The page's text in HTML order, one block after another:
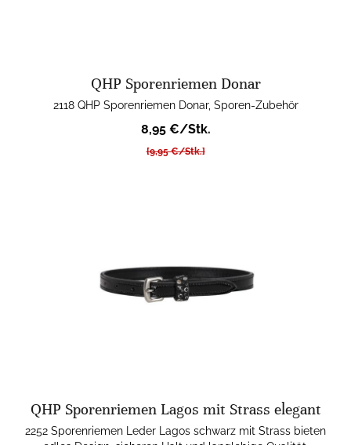
QHP Sporenriemen Donar
2118 QHP Sporenriemen Donar, Sporen-Zubehör
8,95 €/Stk.
[9,95 €/Stk.]
QHP Sporenriemen Lagos mit Strass elegant
2252 Sporenriemen Leder Lagos schwarz mit Strass bieten